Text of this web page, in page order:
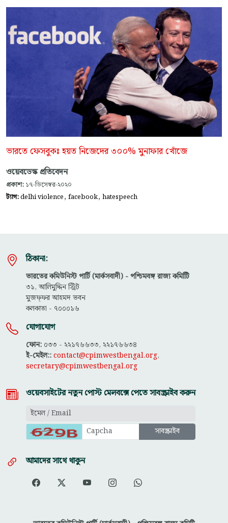
ভারতে ফেসবুকঃ হয়ত নিজেদের ৩০০% মুনাফার খোঁজে
ওয়েবডেস্ক প্রতিবেদন
প্রকাশ: ১৭-ডিসেম্বর-২০২০
ট্যাগ:delhi violence, facebook, hatespeech
ঠিকানা:
ভারতের কমিউনিস্ট পার্টি (মার্কসবাদী) - পশ্চিমবঙ্গ রাজ্য কমিটিি
৩১, আলিমুদ্দিন স্ট্রিট
মুজফ্ফ‌র আহমদ ভবন
কলকাতা - ৭০০০১৬
যোগাযোগ
ফোন: ০৩৩ - ২২১৭৬৬৩৩, ২২১৭৬৬৩৪
ই-মেইল::contact@cpimwestbengal.org,
secretary@cpimwestbengal.org
ওয়েবসাইটের নতুন পোস্ট মেলবক্সে পেতে সাবস্ক্রাইব করুন
আমাদের সাথে থাকুন